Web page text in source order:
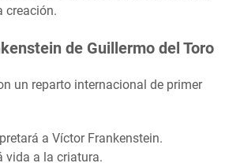
creación.
de Guillermo del Toro
un reparto internacional de primer
a Víctor Frankenstein.
vida a la criatura.